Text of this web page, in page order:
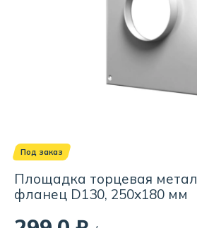
Под заказ
Площадка торцевая
фланец D130, 250х180 мм